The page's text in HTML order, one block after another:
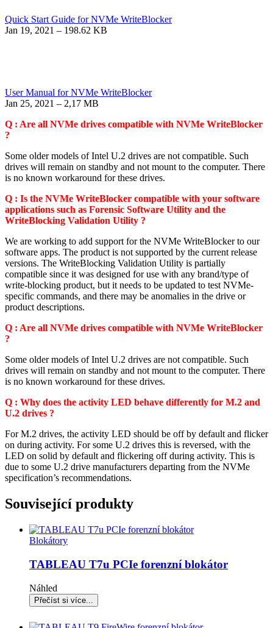
Quick Start Guide for NVMe WriteBlocker
Jan 19, 2021 – 198.62 KB
User Manual for NVMe WriteBlocker
Jan 25, 2021 – 2,17 MB
Q : Are all NVMe drives compatible with NVMe WriteBlocker
?
Some older models of Intel U.2 drives are not compatible. Such
drives will remain on standby and not mount to the computer. There
is no known workaround for these drives.
Q : Is the NVMe WriteBlocker compatible with your software
applications such as Forensic Software Utility and the
WriteBlocking Validation Utility ?
We are working to add support for the NVMe WriteBlocker to our
software apps. The product is not supported by the current release
versions. The WriteBlocking Validation Utility is partially
compatible since it was designed for use with any brand/type of
write-blocking product, but it needs to be updated to test NVMe-
specific commands, and there may be anomalies in the drive or
product descriptions.
Q : Are all NVMe drives compatible with NVMe WriteBlocker
?
Some older models of Intel U.2 drives are not compatible. Such
drives will remain on standby and not mount to the computer. There
is no known workaround for these drives.
Q : Why does the activity LED behave differently for M.2 and
U.2 drives ?
For M.2 drives, the activity LED should be off by default and flicker
on during activity. For some U.2 drives this is reversed, with the
LED on solid by default and flickering off during activity. This is
due to some U.2 drive manufacturers departing from the NVMe
specification’s recommendations.
Související produkty
Blokátory
TABLEAU T7u PCIe forenzní blokátor
Náhled